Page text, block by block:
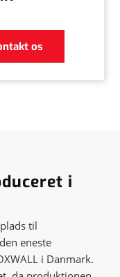
os
i
til
eneste
i Danmark.